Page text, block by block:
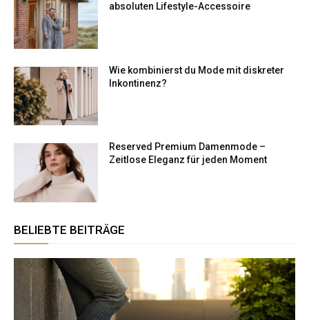
absoluten Lifestyle-Accessoire
Wie kombinierst du Mode mit diskreter
Inkontinenz?
Reserved Premium Damenmode –
Zeitlose Eleganz für jeden Moment
BELIEBTE BEITRÄGE